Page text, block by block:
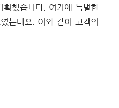
획했습니다. 여기에 특별한
는데요. 이와 같이 고객의